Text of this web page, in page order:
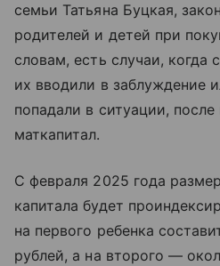
семьи Татьяна Буцкая,
родителей и детей при
словам, есть случаи,
их вводили в заблуждение
попадали в ситуации,
маткапитал.
С февраля 2025 года
капитала будет
на первого ребенка
рублей, а на второго —